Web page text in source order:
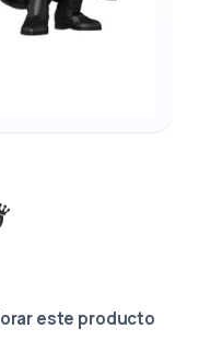
este producto